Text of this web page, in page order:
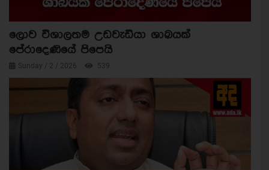
ලොව විශාලතම උඩවැඩියා ශාඛයක්
පේරාදෙණියේ පිපෙයි
Sunday / 2 / 2026 539